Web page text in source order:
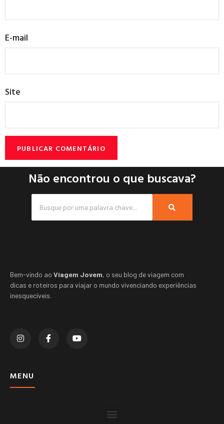
E-mail
Site
Não encontrou o que buscava?
Bem-vindo ao Viagem Jovem, o seu blog de viagem com
dicas e roteiros para viajar o mundo vivenciando experiências
inesquecíveis.
MENU